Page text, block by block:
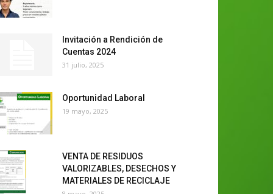
Invitación a Rendición de
Cuentas 2024
31 julio, 2025
Oportunidad Laboral
19 mayo, 2025
VENTA DE RESIDUOS
VALORIZABLES, DESECHOS Y
MATERIALES DE RECICLAJE